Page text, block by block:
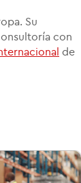
Su
con
de